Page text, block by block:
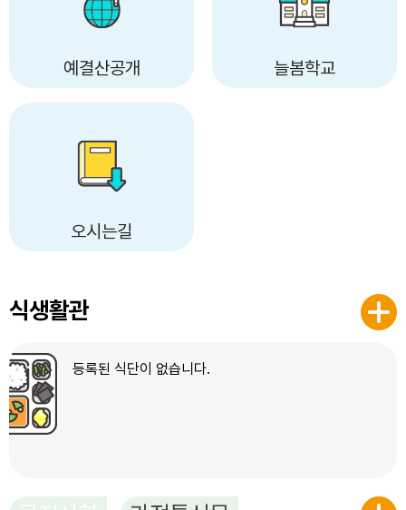
예결산공개 늘봄학교
오시는길
식생활관
등록된 식단이 없습니다.